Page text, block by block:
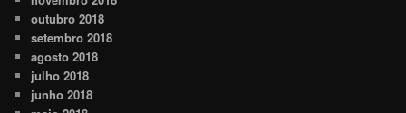
outubro 2018
setembro 2018
agosto 2018
julho 2018
junho 2018